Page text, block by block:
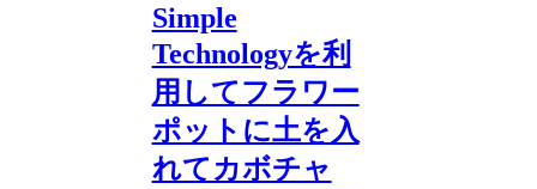
Simple
Technologyを利
用してフラワー
ポットに土を入
れてカボチャ